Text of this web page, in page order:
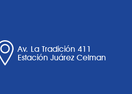
Av. La Tradición 411
Estación Juárez Celman